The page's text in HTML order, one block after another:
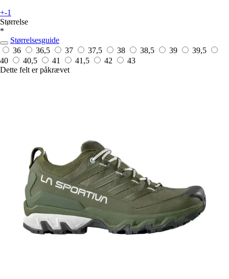
+-1
Størrelse
*
Størrelsesguide
36
36,5 37 37,5 38 38,5 39
39,5
40
40,5 41 41,5 42
43
Dette felt er påkrævet